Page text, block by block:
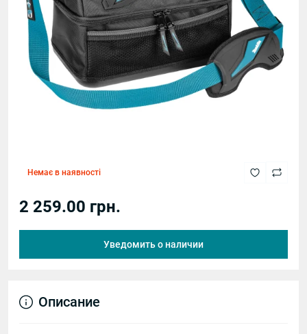
Немає в наявності
2 259.00 грн.
Уведомить о наличии
Описание